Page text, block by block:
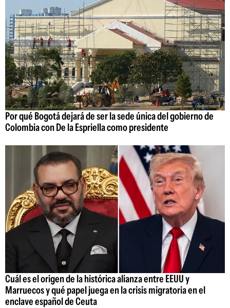
Por qué Bogotá dejará de ser la sede única del gobierno de
Colombia con De la Espriella como presidente
Cuál es el origen de la histórica alianza entre EEUU y
Marruecos y qué papel juega en la crisis migratoria en el
enclave español de Ceuta